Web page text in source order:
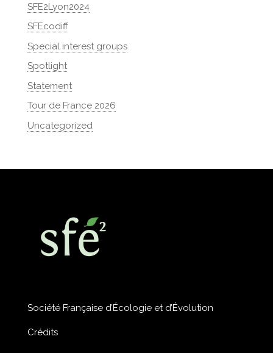
SFE2Lyon2024
SFEcodiff
Special interest groups
Spotlight
Statement
Tour de France 2026
Uncategorized
Société Française d’Écologie et d’Évolution
Crédits